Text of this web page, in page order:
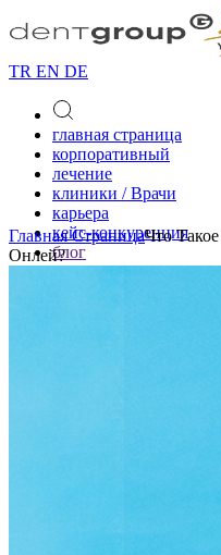
TR EN DE
главная страница
корпоративный
лечение
клиники / Врачи
карьера
кейс-конкуренция
блог
контакт
Главная СтраницаЧто
Онлей?